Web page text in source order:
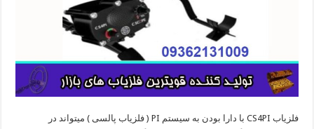
فلزیاب CS4PI با دارا بودن به سیستم PI ( فلزیاب پالسی ) میتواند در